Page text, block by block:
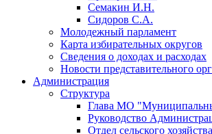
Семакин И.Н.
Сидоров С.А.
Молодежный парламент
Карта избирательных округов
Сведения о доходах и расходах
Новости представительного
Администрация
Структура
Глава МО
Руководство
Отдел сельского хозяйства